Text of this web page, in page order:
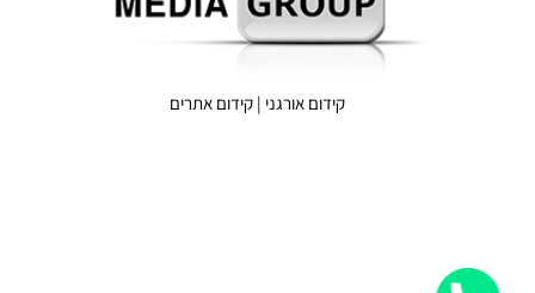
קידום אורגני |קידום אתרים